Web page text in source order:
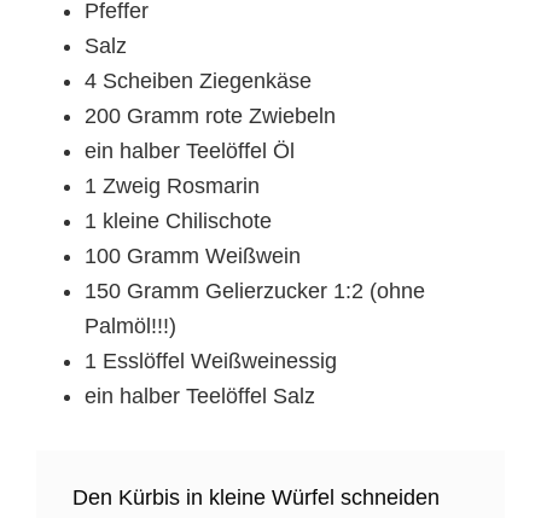
Pfeffer
Salz
4 Scheiben Ziegenkäse
200 Gramm rote Zwiebeln
ein halber Teelöffel Öl
1 Zweig Rosmarin
1 kleine Chilischote
100 Gramm Weißwein
150 Gramm Gelierzucker 1:2 (ohne
Palmöl!!!)
1 Esslöffel Weißweinessig
ein halber Teelöffel Salz
Den Kürbis in kleine Würfel schneiden